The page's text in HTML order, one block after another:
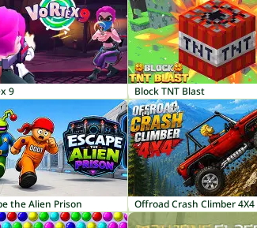
9 Block TNT Blast
the Alien Prison Offroad Crash Climber 4X4